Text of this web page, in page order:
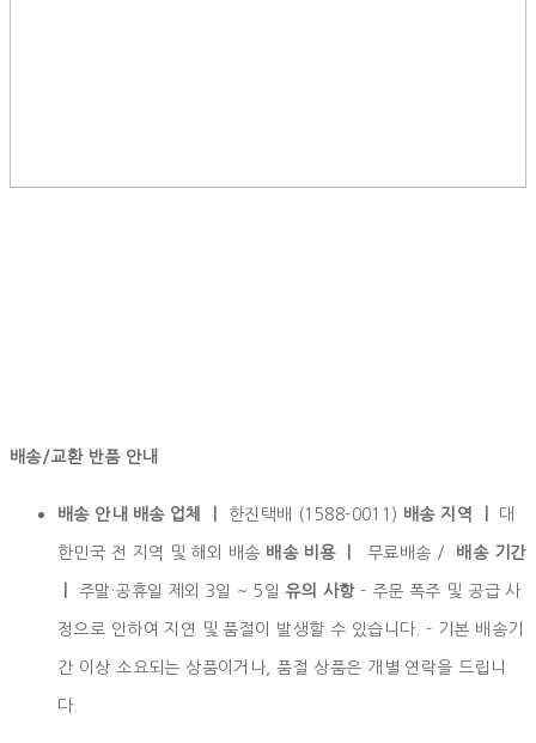
배송/교환 반품 안내
배송 안내 배송 업체 ㅣ 한진택배 (1588-0011) 배송 지역 ㅣ 대
한민국 전 지역 및 해외 배송 배송 비용 ㅣ 무료배송 / 배송 기간
주말·공휴일 제외 3일 ~ 5일유의 사항 - 주문 폭주 및 공급 사
정으로 인하여 지연 및 품절이 발생할 수 있습니다. - 기본 배송기
간 이상 소요되는 상품이거나, 품절 상품은 개별 연락을 드립니
다.